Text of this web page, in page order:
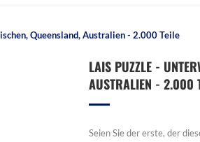
Queensland, Australien - 2.000 Teile
LAIS PUZZLE -
AUSTRALIEN - 2.000
Seien Sie der erste, der